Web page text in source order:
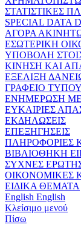
ΣΤΑΤΙΣΤΙΚΕΣ
SPECIAL DATA
ΑΓΟΡΑ
ΕΣΩΤΕΡΙΚΗ
ΥΠΟΒΟΛΗ
ΚΙΝΗΣΗ ΚΑΙ
ΕΞΕΛΙΞΗ
ΓΡΑΦΕΙΟ ΤΥΠΟΥ
ΕΝΗΜΕΡΩΣΗ
ΕΥΚΑΙΡΙΕΣ
ΕΚΔΗΛΩΣΕΙΣ
ΕΠΕΞΗΓΗΣΕΙΣ
ΠΛΗΡΟΦΟΡΙΕΣ
ΒΙΒΛΙΟΘΗΚΗ
ΣΥΧΝΕΣ
ΟΙΚΟΝΟΜΙΚΕΣ
ΕΙΔΙΚΑ ΘΕΜΑΤΑ
English English
Κλείσιμο μενού
Πίσω